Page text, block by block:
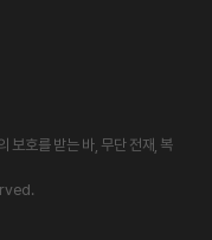
보호를 받는 바, 무단 전재, 복